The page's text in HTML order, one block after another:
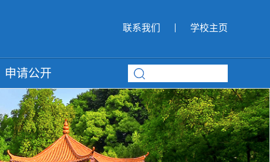
联系我们 学校主页
申请公开